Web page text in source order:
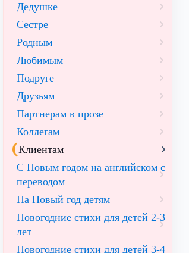
Дедушке
Сестре
Родным
Любимым
Подруге
Друзьям
Партнерам в прозе
Коллегам
Клиентам
С Новым годом на английском с
переводом
На Новый год детям
Новогодние стихи для детей 2-3
лет
Новогодние стихи для детей 3-4